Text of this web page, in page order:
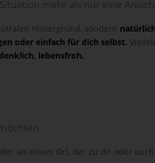
Hintergrund, sondern
oder einfach für dich selbst.
lebensfroh.
an einem Ort, der zu dir oder euch